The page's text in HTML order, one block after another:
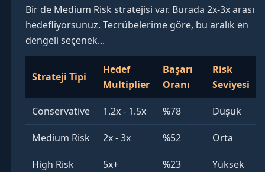
Bir de Medium Risk stratejisi var. Burada 2x-3x arası
hedefliyorsunuz. Tecrübelerime göre, bu aralık en
dengeli seçenek...
Strateji Tipi
Hedef
Multiplier
Başarı
Oranı
Risk
Seviyesi
Conservative 1.2x - 1.5x %78 Düşük
Medium Risk 2x - 3x %52 Orta
High Risk 5x+ %23 Yüksek